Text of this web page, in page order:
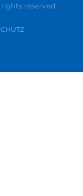
reserved.